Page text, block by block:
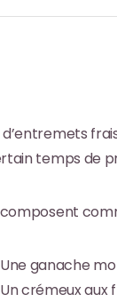
entremets
temps de
composent
Une ganache
Un crémeux aux